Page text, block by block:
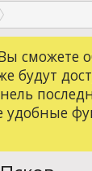
сможете
будут
удобные